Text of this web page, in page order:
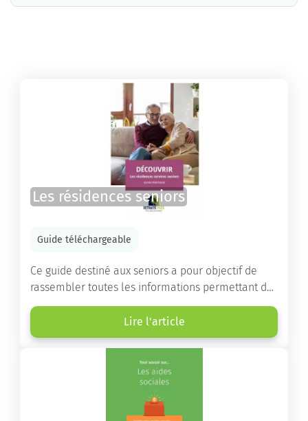
Les résidences seniors
Guide téléchargeable
Ce guide destiné aux seniors a pour objectif de
rassembler toutes les informations permettant de
choisir la résidence services seniors adaptée.
Lire l'article